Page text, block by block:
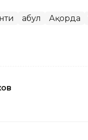
Қабул Ақорда